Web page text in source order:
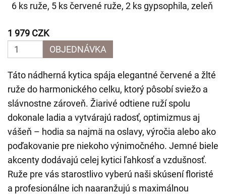
6 ks ruže, 5 ks červené ruže, 2 ks gypsophila, zeleň
1 979 CZK
OBJEDNÁVKA
Táto nádherná kytica spája elegantné červené a žlté
ruže do harmonického celku, ktorý pôsobí sviežo a
slávnostne zároveň. Žiarivé odtiene ruží spolu
dokonale ladia a vytvárajú radosť, optimizmus aj
vášeň – hodia sa najmä na oslavy, výročia alebo ako
poďakovanie pre niekoho výnimočného. Jemné biele
akcenty dodávajú celej kytici ľahkosť a vzdušnosť.
Ruže pre vás starostlivo vyberú naši skúsení floristé
a profesionálne ich naaranžujú s maximálnou